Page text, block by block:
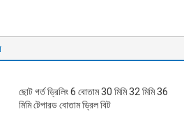
ছোট গর্ত ড্রিলিং 6 বোতাম 30 মিমি 32 মিমি 36
মিমি টেপারড বোতাম ড্রিল বিট